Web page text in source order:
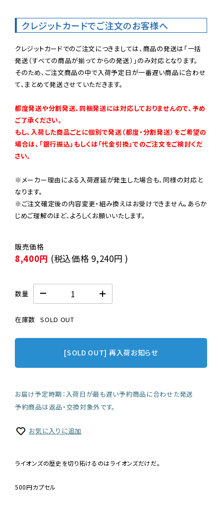
クレジットカードでご注文のお客様へ
クレジットカードでのご注文につきましては、商品の発送は「一括
発送（すべての商品が揃ってからの発送）」のみ対応となります。
そのため、ご注文商品の中で入荷予定日が一番遅い商品に合わせ
て、まとめて発送させていただきます。
都度発送や分割発送、同梱発送には対応しておりませんので、予め
ご了承ください。
もし、入荷した商品ごとに個別で発送（都度・分割発送）をご希望の
場合は、「銀行振込」もしくは「代金引換」でのご注文をご検討くだ
さい。
※メーカー理由による入荷遅延が発生した場合も、同様の対応と
なります。
※ご注文確定後の内容変更・組み換えはお受けできません。あらか
じめご理解のほど、よろしくお願いいたします。
8,400円 (税込価格 9,240円 )
数量
在庫数 SOLD OUT
[SOLD OUT] 再入荷お知らせ
お届け予定時期：入荷日が最も遅い予約商品に合わせた発送
予約商品は返品・交換対象外です。
お気に入りに追加
ライオンズの歴史を切り拓けるのはライオンズだけだ。
500円カプセル